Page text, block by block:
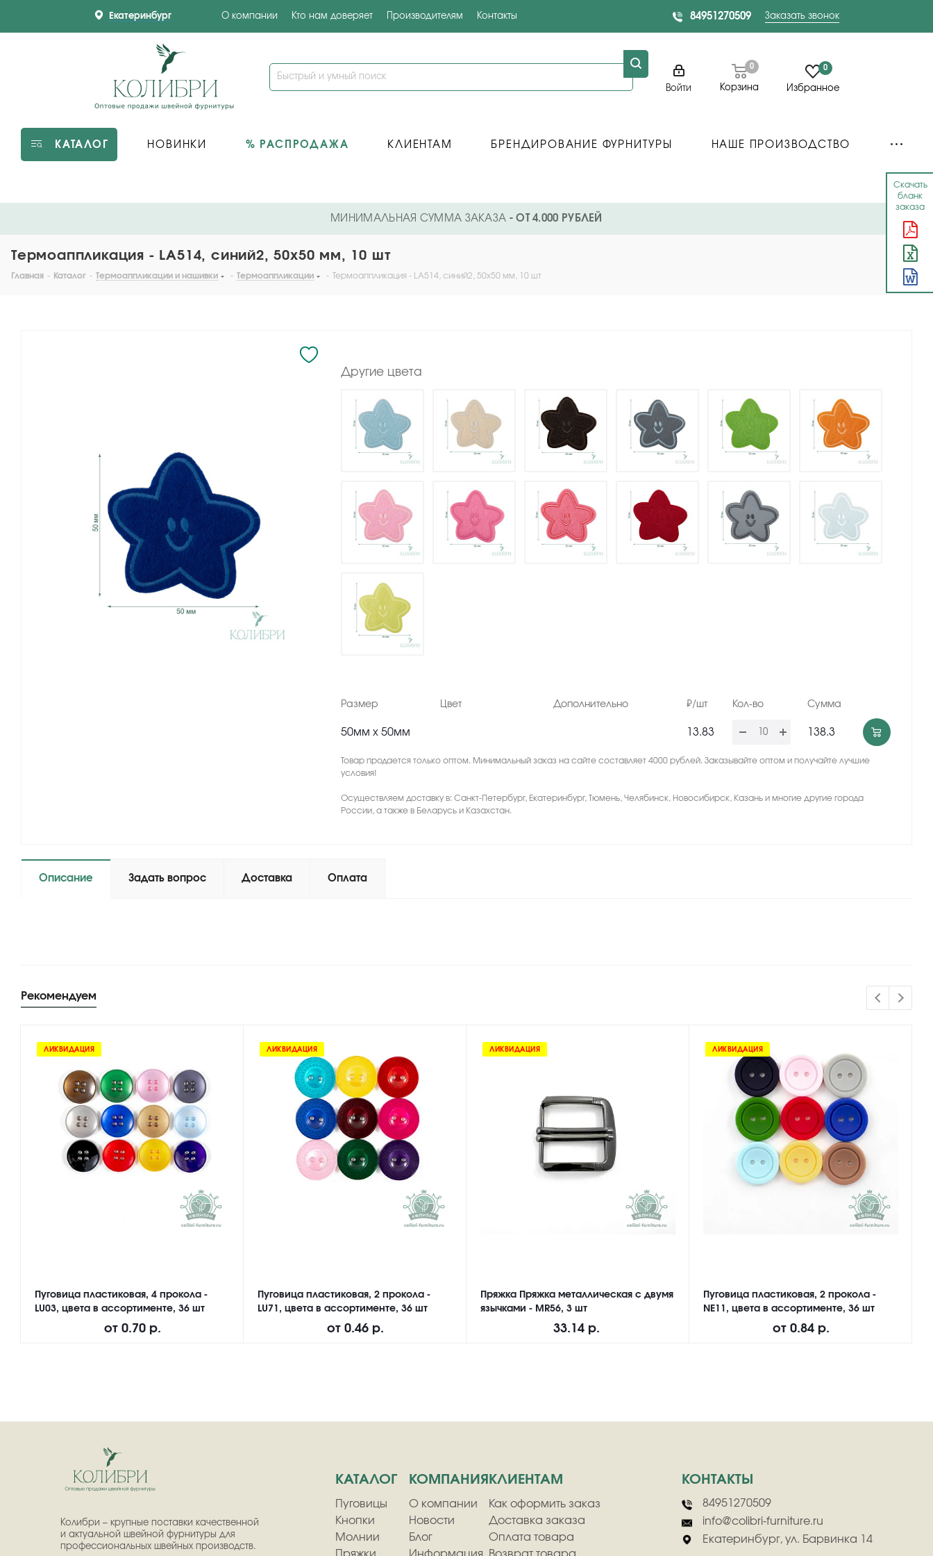
Скачать
бланк
заказа
Екатеринбург О компании Кто нам доверяет Производителям Контакты 84951270509 Заказать звонок
Войти Корзина
0 0
Избранное
КАТАЛОГ НОВИНКИ % РАСПРОДАЖА КЛИЕНТАМ БРЕНДИРОВАНИЕ ФУРНИТУРЫ НАШЕ ПРОИЗВОДСТВО
МИНИМАЛЬНАЯ СУММА ЗАКАЗА - ОТ 4.000 РУБЛЕЙ
Термоаппликация - LA514, синий2, 50х50 мм, 10 шт
Главная - Каталог - Термоаппликации и нашивки - Термоаппликации - Термоаппликация - LA514, синий2, 50х50 мм, 10 шт
Другие цвета
Размер Цвет Дополнительно ₽/шт Кол-во Сумма
50мм х 50мм 13.83 138.3
Товар продается только оптом. Минимальный заказ на сайте составляет 4000 рублей. Заказывайте оптом и получайте лучшие
условия!
Осуществляем доставку в: Санкт-Петербург, Екатеринбург, Тюмень, Челябинск, Новосибирск, Казань и многие другие города
России, а также в Беларусь и Казахстан.
Описание Задать вопрос Доставка Оплата
Рекомендуем
ЛИКВИДАЦИЯ
Пуговица пластиковая, 4 прокола -
LU03, цвета в ассортименте, 36 шт
от 0.70 р.
ЛИКВИДАЦИЯ
Пуговица пластиковая, 2 прокола -
LU71, цвета в ассортименте, 36 шт
от 0.46 р.
ЛИКВИДАЦИЯ
Пряжка Пряжка металлическая с двумя
язычками - MR56, 3 шт
33.14 р.
ЛИКВИДАЦИЯ
Пуговица пластиковая, 2 прокола -
NE11, цвета в ассортименте, 36 шт
от 0.84 р.
Колибри – крупные поставки качественной
и актуальной швейной фурнитуры для
профессиональных швейных производств.
КАТАЛОГ
Пуговицы
Кнопки
Молнии
КОМПАНИЯ
О компании
Новости
Блог
КЛИЕНТАМ
Как оформить заказ
Доставка заказа
Оплата товара
КОНТАКТЫ
84951270509
info@colibri-furniture.ru
Екатеринбург, ул. Барвинка 14